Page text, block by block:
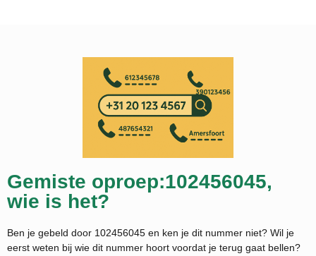
Gemiste oproep:102456045,
wie is het?
Ben je gebeld door 102456045 en ken je dit nummer niet? Wil je
eerst weten bij wie dit nummer hoort voordat je terug gaat bellen?